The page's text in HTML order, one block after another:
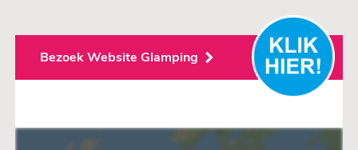
Bezoek Website Glamping